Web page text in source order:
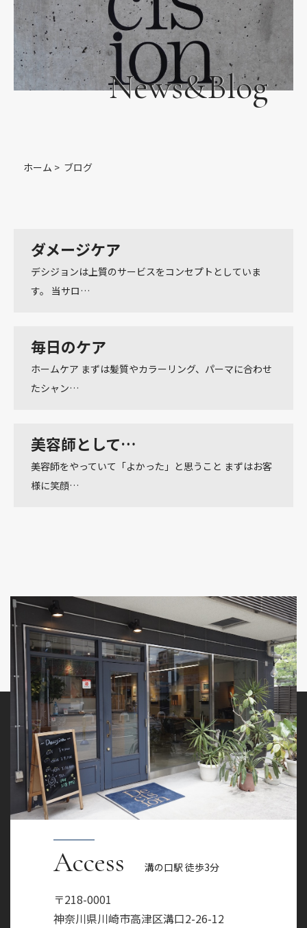
News&Blog
ホーム > ブログ
ダメージケア
デシジョンは上質のサービスをコンセプトとしていま
す。 当サロ…
毎日のケア
ホームケア まずは髪質やカラーリング、パーマに合わせ
たシャン…
美容師として…
美容師をやっていて「よかった」と思うこと まずはお客
様に笑顔…
Access 溝の口駅 徒歩3分
〒218-0001
神奈川県川崎市高津区溝口2-26-12